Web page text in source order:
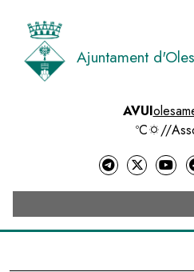
contingut
Ajuntament
AVUI
ºC
//